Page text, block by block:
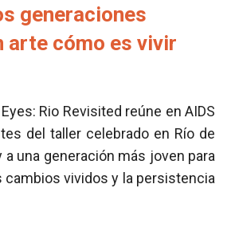
generaciones
arte cómo es vivir
Rio Revisited reúne en AIDS
del taller celebrado en Río de
a una generación más joven para
cambios vividos y la persistencia